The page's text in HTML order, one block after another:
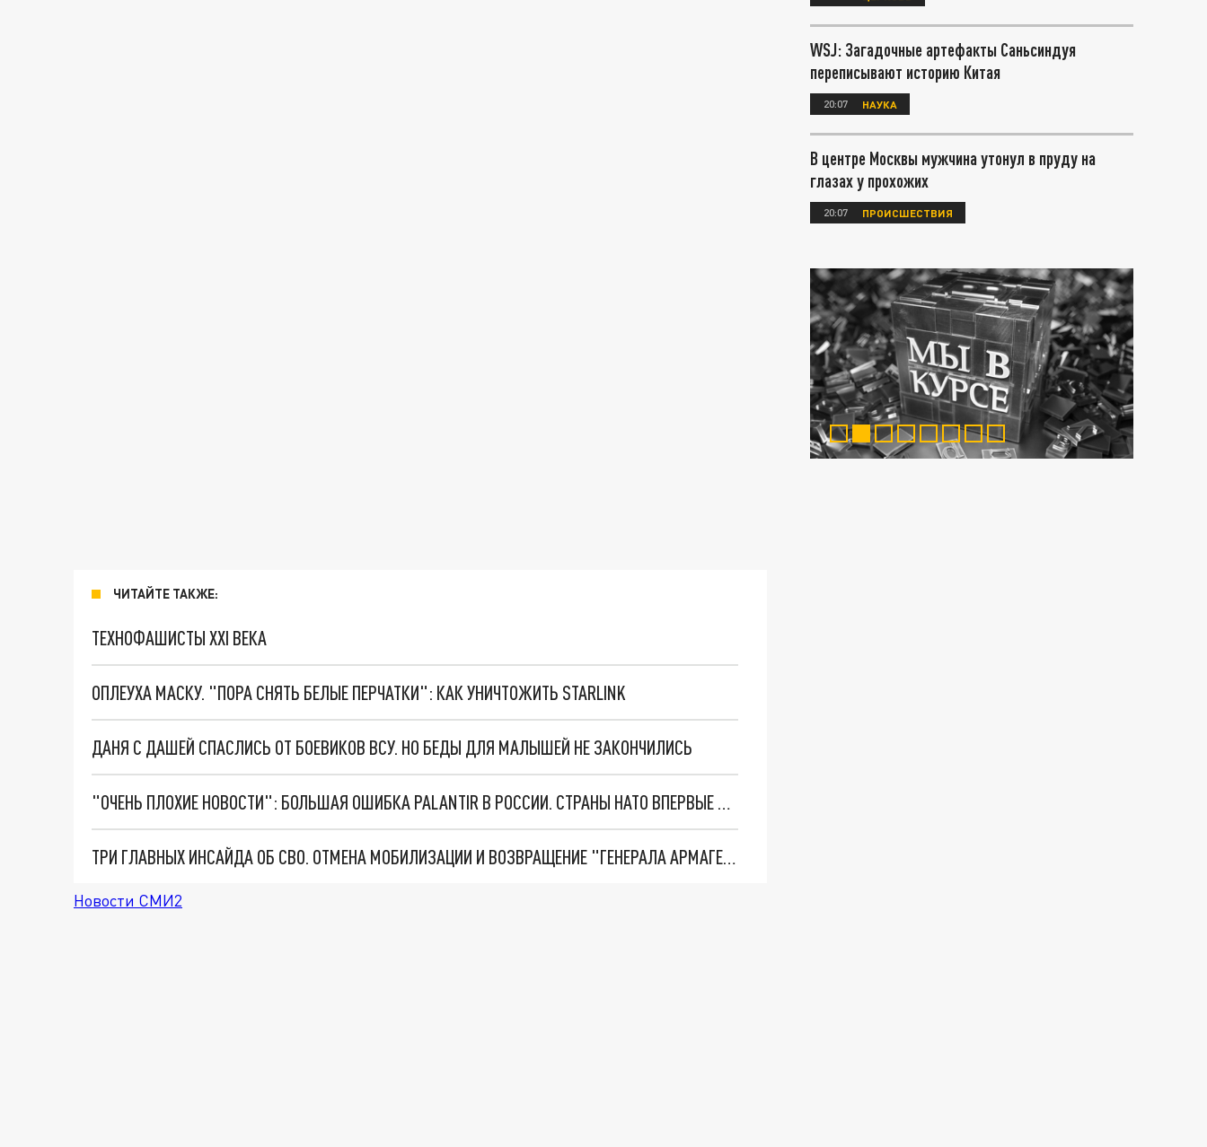
ЧИТАЙТЕ ТАКЖЕ:
ТЕХНОФАШИСТЫ XXI ВЕКА
ОПЛЕУХА МАСКУ. "ПОРА СНЯТЬ БЕЛЫЕ ПЕРЧАТКИ": КАК УНИЧТОЖИТЬ STARLINK
ДАНЯ С ДАШЕЙ СПАСЛИСЬ ОТ БОЕВИКОВ ВСУ. НО БЕДЫ ДЛЯ МАЛЫШЕЙ НЕ ЗАКОНЧИЛИСЬ
"ОЧЕНЬ ПЛОХИЕ НОВОСТИ": БОЛЬШАЯ ОШИБКА PALANTIR В РОССИИ. СТРАНЫ НАТО ВПЕРВЫЕ ЗА СВО ОСТАНОВИЛИ ПОСТАВКИ ОРУЖИЯ. ВСУ ТЕРЯЮТ ПРИГРАНИЧЬЕ?
ТРИ ГЛАВНЫХ ИНСАЙДА ОБ СВО. ОТМЕНА МОБИЛИЗАЦИИ И ВОЗВРАЩЕНИЕ "ГЕНЕРАЛА АРМАГЕДДОНА"? ОТЛИЧНЫЕ НОВОСТИ, КОТОРЫЕ ЖДАЛИ ВСЕ
Новости СМИ2
WSJ: Загадочные артефакты Саньсиндуя
переписывают историю Китая
20:07 НАУКА
В центре Москвы мужчина утонул в пруду на
глазах у прохожих
20:07 ПРОИСШЕСТВИЯ